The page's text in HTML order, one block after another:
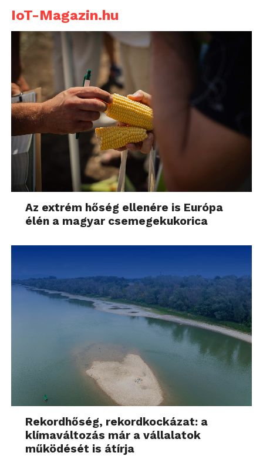
IoT-Magazin.hu
Az extrém hőség ellenére is Európa
élén a magyar csemegekukorica
Rekordhőség, rekordkockázat: a
klímaváltozás már a vállalatok
működését is átírja